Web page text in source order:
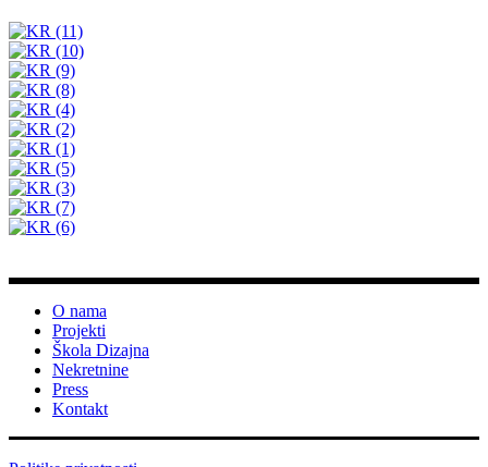
O nama
Projekti
Škola Dizajna
Nekretnine
Press
Kontakt